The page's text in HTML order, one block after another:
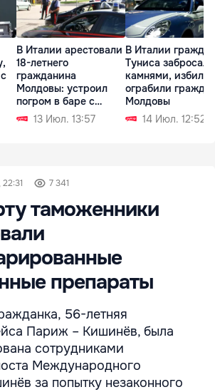
В Италии арестовали
18-летнего
гражданина
Молдовы: устроил
погром в баре с
мачете13 Июл. 13:57
В Италии
Туниса забросали
камнями, избили
ограбили
Молдовы
14 Июл. 12:52
7 341
таможенники
препараты
56-летняя
Париж – Кишинёв, была
сотрудниками
Международного
за попытку незаконного